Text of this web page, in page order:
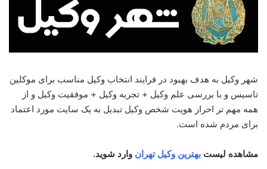
شهر وکیل به هدف بهبود در فرایند انتخاب وکیل مناسب برای موکلین
تاسیس و با بررسی علم وکیل + تجربه وکیل + موفقیت وکیل و از
همه مهم تر احراز هویت شخص وکیل تبدیل به یک سایت مورد اعتماد
برای مردم شده است.
مشاهده لیست بهترین وکیل تهران وارد شوید.